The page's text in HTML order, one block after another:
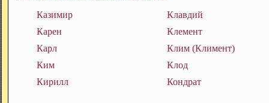
Казимир
Карен
Карл
Ким
Кирилл
Клавдий
Клемент
Клим (Климент)
Клод
Кондрат